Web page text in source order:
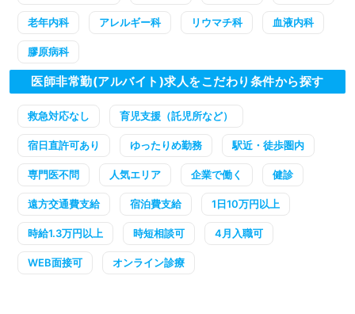
老年内科 アレルギー科 リウマチ科 血液内科
膠原病科
医師非常勤(アルバイト)求人をこだわり条件から探す
救急対応なし 育児支援（託児所など）
宿日直許可あり ゆったりめ勤務 駅近・徒歩圏内
専門医不問 人気エリア 企業で働く 健診
遠方交通費支給 宿泊費支給 1日10万円以上
時給1.3万円以上 時短相談可 4月入職可
WEB面接可 オンライン診療